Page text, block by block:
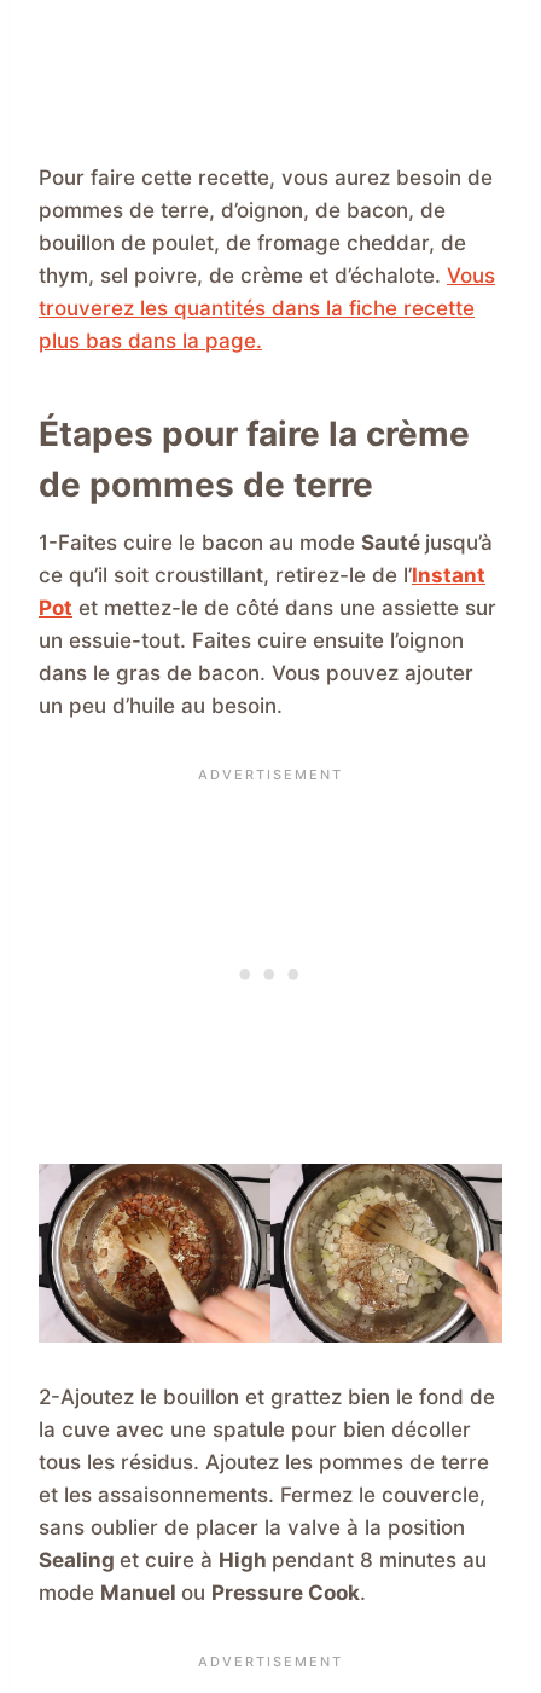
Pour faire cette recette, vous aurez besoin de
pommes de terre, d’oignon, de bacon, de
bouillon de poulet, de fromage cheddar, de
thym, sel poivre, de crème et d’échalote. Vous
trouverez les quantités dans la fiche recette
plus bas dans la page.
Étapes pour faire la crème
de pommes de terre
1-Faites cuire le bacon au mode Sauté jusqu’à
ce qu’il soit croustillant, retirez-le de l’Instant
Pot et mettez-le de côté dans une assiette sur
un essuie-tout. Faites cuire ensuite l’oignon
dans le gras de bacon. Vous pouvez ajouter
un peu d’huile au besoin.
2-Ajoutez le bouillon et grattez bien le fond de
la cuve avec une spatule pour bien décoller
tous les résidus. Ajoutez les pommes de terre
et les assaisonnements. Fermez le couvercle,
sans oublier de placer la valve à la position
Sealing et cuire à High pendant 8 minutes au
mode Manuel ou Pressure Cook.